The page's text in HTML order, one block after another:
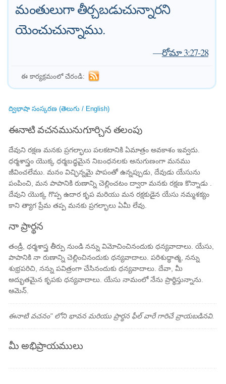
మంతులుగా తీర్చబడుచున్నారని
యెంచుచున్నాము.
—రోమా 3:27-28
ఈ కార్యక్రమంలో చేరండి:
ద్విభాషా సంస్కరణ (తెలుగు / English)
ఈనాటి వచనమునుగూర్చిన తలంపు
దేవుని రక్షణ మనకు ప్రగల్భాలు పలకటానికి ఏమాత్రం అవకాశం ఇవ్వదు.
ధర్మశాస్త్రం యొక్క ధర్మబద్ధమైన నిబంధనలకు అనుగుణంగా మనము
జీవించలేము. మనం విచ్ఛిన్నమై పాపంతో ఉన్నప్పుడు, దేవుడు యేసును
పంపించి, మన పాపానికి రుణాన్ని చెల్లించటం ద్వారా మనకు రక్షణ కొన్నాడు .
దేవుని యొక్క గొప్ప ఉదార ​​కృప మరియు మన రక్షకుడైన యేసు నమ్మశక్యం
కాని త్యాగ ప్రేమ తప్ప మనకు ప్రగల్భాలు ఏమీ లేవు.
నా ప్రార్థన
తండ్రీ, ధర్మశాస్త్ర తీర్పు నుండి నన్ను విమోచించినందుకు ధన్యవాదాలు. యేసు,
పాపానికి నా రుణాన్ని చెల్లించినందుకు ధన్యవాదాలు. పరిశుద్ధాత్మ, నన్ను
శుభ్రపరిచి, నన్ను పవిత్రంగా చేసినందుకు ధన్యవాదాలు. దేవా, మీ
అద్భుతమైన కృపకు ధన్యవాదాలు. యేసు నామంలో నేను ప్రార్థిస్తున్నాను.
ఆమెన్.
ఈనాటి వచనం" లోని భావన మరియు ప్రార్థన ఫీల్ వారే గారిచే వ్రాయబడినవి.
మీ అభిప్రాయములు